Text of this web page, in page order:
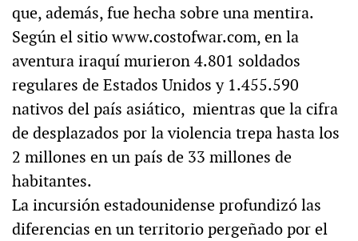
que, además, fue hecha sobre una mentira.
Según el sitio www.costofwar.com, en la
aventura iraquí murieron 4.801 soldados
regulares de Estados Unidos y 1.455.590
nativos del país asiático, mientras que la cifra
de desplazados por la violencia trepa hasta los
2 millones en un país de 33 millones de
habitantes.
La incursión estadounidense profundizó las
diferencias en un territorio pergeñado por el